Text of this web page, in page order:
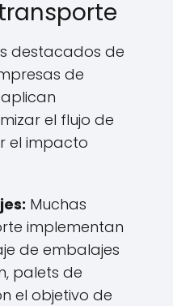
destacados de
de
el flujo de
el impacto
Muchas
implementan
de embalajes
palets de
el objetivo de